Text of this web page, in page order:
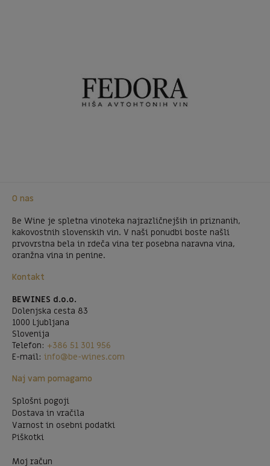
O nas
Be Wine je spletna vinoteka najrazličnejših in priznanih,
kakovostnih slovenskih vin. V naši ponudbi boste našli
prvovrstna bela in rdeča vina ter posebna naravna vina,
oranžna vina in penine.
Kontakt
BEWINES d.o.o.
Dolenjska cesta 83
1000 Ljubljana
Slovenija
Telefon: +386 51 301 956
E-mail: info@be-wines.com
Naj vam pomagamo
Splošni pogoji
Dostava in vračila
Varnost in osebni podatki
Piškotki
Moj račun